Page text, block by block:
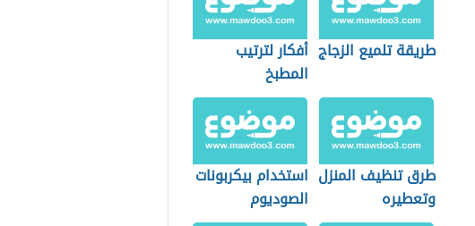
طريقة تلميع الزجاج أفكار لترتيب
المطبخ
طرق تنظيف المنزل
وتعطيره
استخدام بيكربونات
الصوديوم